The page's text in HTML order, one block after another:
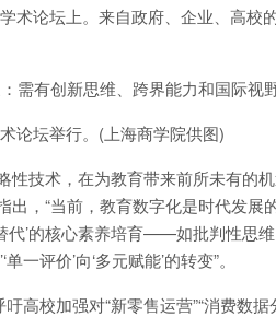
论坛上。来自政府、企业、高校
论坛举行。(上海商学院供图)
技术，在为教育带来前所未有的
，“当前，教育数字化是时代发展
代’的核心素养培育——如批判性思
一评价’向‘多元赋能’的转变”。
校加强对“新零售运营”“消费数据